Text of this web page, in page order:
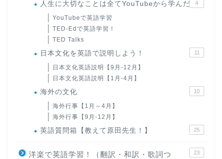
人生に大切なことは全てYouTubeから学んだ 4
YouTubeで英語学習
TED-Edで英語学習！
TED Talks
日本文化を英語で説明しよう！ 11
日本文化英語説明【9月-12月】
日本文化英語説明【1月-4月】
海外の文化 10
海外行事【1月～4月】
海外行事【9月-12月】
英語質問箱【教えて原田先生！】 25
洋楽で英語学習！（翻訳・和訳・歌詞つ
23